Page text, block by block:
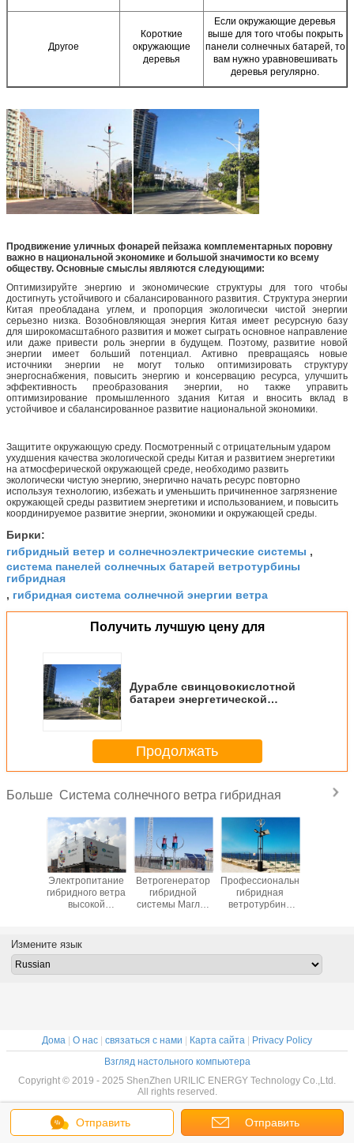
Другое
Короткие
окружающие
деревья
Если окружающие деревья
выше для того чтобы покрыть
панели солнечных батарей, то
вам нужно уравновешивать
деревья регулярно.
Продвижение уличных фонарей пейзажа комплементарных поровну
важно в национальной экономике и большой значимости ко всему
обществу. Основные смыслы являются следующими:
Оптимизируйте энергию и экономические структуры для того чтобы
достигнуть устойчивого и сбалансированного развития. Структура энергии
Китая преобладана углем, и пропорция экологически чистой энергии
серьезно низка. Возобновляющая энергия Китая имеет ресурсную базу
для широкомасштабного развития и может сыграть основное направление
или даже привести роль энергии в будущем. Поэтому, развитие новой
энергии имеет больший потенциал. Активно превращаясь новые
источники энергии не могут только оптимизировать структуру
энергоснабжения, повысить энергию и консервацию ресурса, улучшить
эффективность преобразования энергии, но также управить
оптимизирование промышленного здания Китая и вносить вклад в
устойчивое и сбалансированное развитие национальной экономики.
Защитите окружающую среду. Посмотренный с отрицательным ударом
ухудшения качества экологической среды Китая и развитием энергетики
на атмосферической окружающей среде, необходимо развить
экологически чистую энергию, энергично начать ресурс повторно
используя технологию, избежать и уменьшить причиненное загрязнение
окружающей среды развитием энергетики и использованием, и повысить
координируемое развитие энергии, экономики и окружающей среды.
Бирки:
гибридный ветер и солнечноэлектрические системы ,
система панелей солнечных батарей ветротурбины
гибридная
, гибридная система солнечной энергии ветра
Получить лучшую цену для
Дурабле свинцовокислотной
батареи энергетической
Продолжать
Больше Система солнечного ветра гибридная
гибридная
600в
Маглев
одобренный ИЭК
дизайна
гибридной
энергии ветра
разработанный
Высокотехнологичная
комбинация
солнечная и
600в Маглев
Мобильная
система 48В
солнечного
электропитания
трейлера
Отправить Отправить
Измените язык
Дома О нас связаться с нами Карта сайта
Privacy Policy
Взгляд настольного компьютера
Copyright © 2019 - 2025 ShenZhen URILIC ENERGY Technology Co.,Ltd.
All rights reserved.